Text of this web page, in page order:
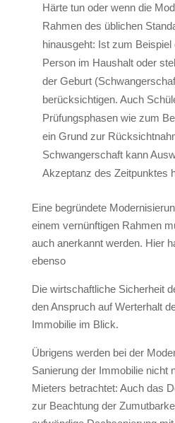
Härte tun oder wenn die
Rahmen des üblichen
hinausgeht: Ist zum
Person im Haushalt oder
der Geburt
berücksichtigen. Auch
Prüfungsphasen wie zum
ein Grund zur
Schwangerschaft kann
Akzeptanz des Zeitpunktes
Eine begründete
einem vernünftigen Rahmen
auch anerkannt werden. Hier
ebenso
Die wirtschaftliche Sicherheit
den Anspruch auf Werterhalt
Immobilie im Blick.
Übrigens werden bei der
Sanierung der Immobilie nicht
Mieters betrachtet: Auch das
zur Beachtung der